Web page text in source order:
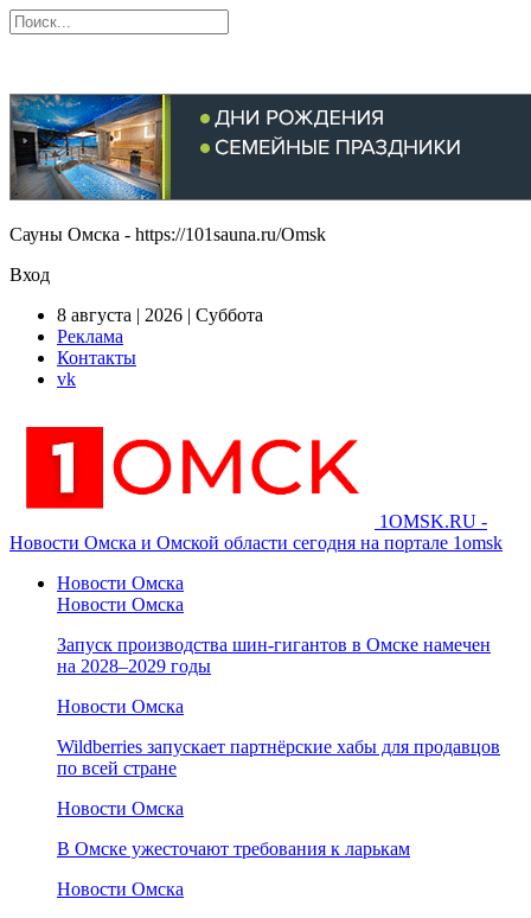
Сауны Омска - https://101sauna.ru/Omsk
Вход
8 августа | 2026 | Суббота
Реклама
Контакты
vk
1OMSK.RU -
Новости Омска и Омской области сегодня на портале 1omsk
Новости Омска
Новости Омска
Запуск производства шин-гигантов в Омске намечен
на 2028–2029 годы
Новости Омска
Wildberries запускает партнёрские хабы для продавцов
по всей стране
Новости Омска
В Омске ужесточают требования к ларькам
Новости Омска